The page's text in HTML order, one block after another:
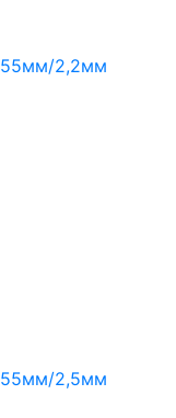
2,2мм
2,5мм